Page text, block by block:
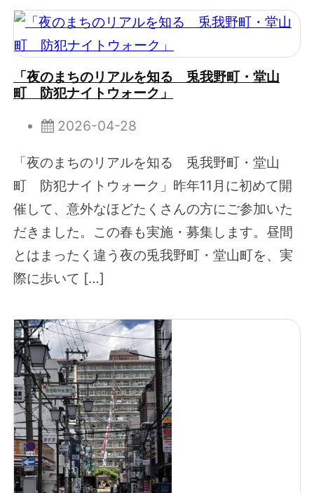
「夜のまちのリアルを知る 兎我野町・堂山
町 防犯ナイトウォーク」
2026-04-28
「夜のまちのリアルを知る 兎我野町・堂山
町 防犯ナイトウォーク」昨年11月に初めて開
催して、意外なほどたくさんの方にご参加いた
だきました。この春も実施・募集します。昼間
とはまったく違う夜の兎我野町・堂山町を、実
際に歩いて […]